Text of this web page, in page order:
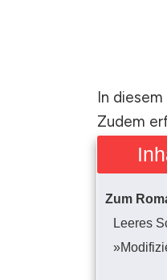
In
Zudem
Zum
Leeres